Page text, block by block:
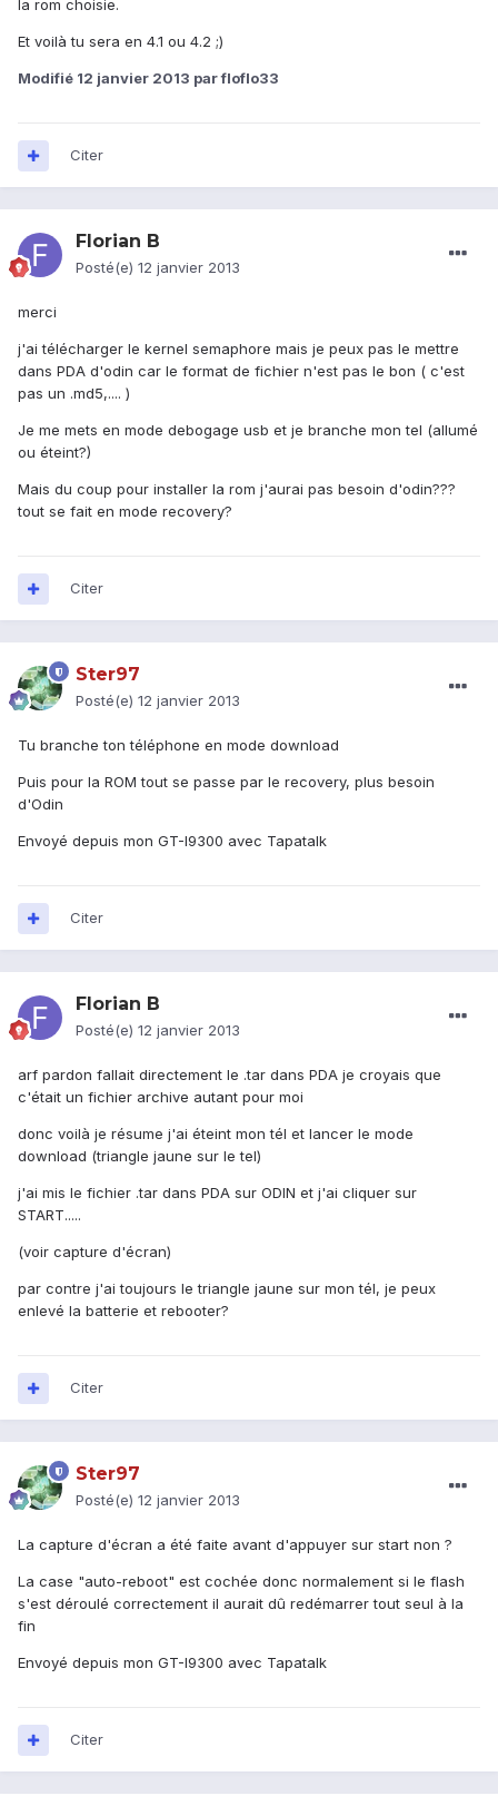
la rom choisie.
Et voilà tu sera en 4.1 ou 4.2 ;)
Modifié 12 janvier 2013 par floflo33
Citer
Florian B
Posté(e) 12 janvier 2013
merci
j'ai télécharger le kernel semaphore mais je peux pas le mettre
dans PDA d'odin car le format de fichier n'est pas le bon ( c'est
pas un .md5,.... )
Je me mets en mode debogage usb et je branche mon tel (allumé
ou éteint?)
Mais du coup pour installer la rom j'aurai pas besoin d'odin???
tout se fait en mode recovery?
Citer
Ster97
Posté(e) 12 janvier 2013
Tu branche ton téléphone en mode download
Puis pour la ROM tout se passe par le recovery, plus besoin
d'Odin
Envoyé depuis mon GT-I9300 avec Tapatalk
Citer
Florian B
Posté(e) 12 janvier 2013
arf pardon fallait directement le .tar dans PDA je croyais que
c'était un fichier archive autant pour moi
donc voilà je résume j'ai éteint mon tél et lancer le mode
download (triangle jaune sur le tel)
j'ai mis le fichier .tar dans PDA sur ODIN et j'ai cliquer sur
START.....
(voir capture d'écran)
par contre j'ai toujours le triangle jaune sur mon tél, je peux
enlevé la batterie et rebooter?
Citer
Ster97
Posté(e) 12 janvier 2013
La capture d'écran a été faite avant d'appuyer sur start non ?
La case "auto-reboot" est cochée donc normalement si le flash
s'est déroulé correctement il aurait dû redémarrer tout seul à la
fin
Envoyé depuis mon GT-I9300 avec Tapatalk
Citer